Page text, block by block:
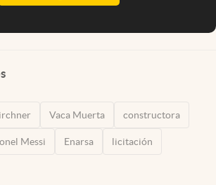
Vaca Muerta constructora
Messi Enarsa licitación